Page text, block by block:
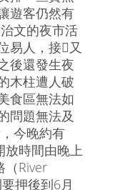
遊客仍然有
文的夜市活
易人，接又
後還發生夜
木柱遭人破
食區無法如
問題無法及
今晚約有
放時間由晚上
（River
押後到6月